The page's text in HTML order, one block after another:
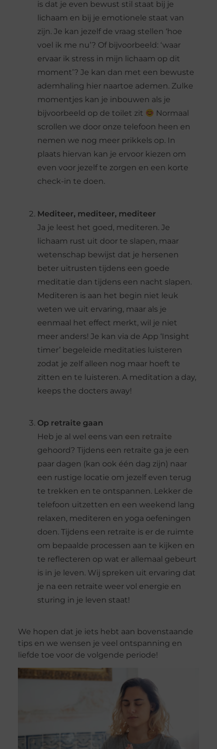
is dat je even bewust stil staat bij je
lichaam en bij je emotionele staat van
zijn. Je kan jezelf de vraag stellen ‘hoe
voel ik me nu’? Of bijvoorbeeld: ‘waar
ervaar ik stress in mijn lichaam op dit
moment’? Je kan dan met een bewuste
ademhaling hier naartoe ademen. Zulke
momentjes kan je inbouwen als je
bijvoorbeeld op de toilet zit
Normaal
scrollen we door onze telefoon heen en
nemen we nog meer prikkels op. In
plaats hiervan kan je ervoor kiezen om
even voor jezelf te zorgen en een korte
check-in te doen.
Mediteer, mediteer, mediteer
Ja je leest het goed, mediteren. Je
lichaam rust uit door te slapen, maar
wetenschap bewijst dat je hersenen
beter uitrusten tijdens een goede
meditatie dan tijdens een nacht slapen.
Mediteren is aan het begin niet leuk
weten we uit ervaring, maar als je
eenmaal het effect merkt, wil je niet
meer anders! Je kan via de App ‘Insight
timer’ begeleide meditaties luisteren
zodat je zelf alleen nog maar hoeft te
zitten en te luisteren. A meditation a day,
keeps the docters away!
Op retraite gaan
Heb je al wel eens van een retraite
gehoord? Tijdens een retraite ga je een
paar dagen (kan ook één dag zijn) naar
een rustige locatie om jezelf even terug
te trekken en te ontspannen. Lekker de
telefoon uitzetten en een weekend lang
relaxen, mediteren en yoga oefeningen
doen. Tijdens een retraite is er de ruimte
om bepaalde processen aan te kijken en
te reflecteren op wat er allemaal gebeurt
is in je leven. Wij spreken uit ervaring dat
je na een retraite weer vol energie en
sturing in je leven staat!
We hopen dat je iets hebt aan bovenstaande
tips en we wensen je veel ontspanning en
liefde toe voor de volgende periode!